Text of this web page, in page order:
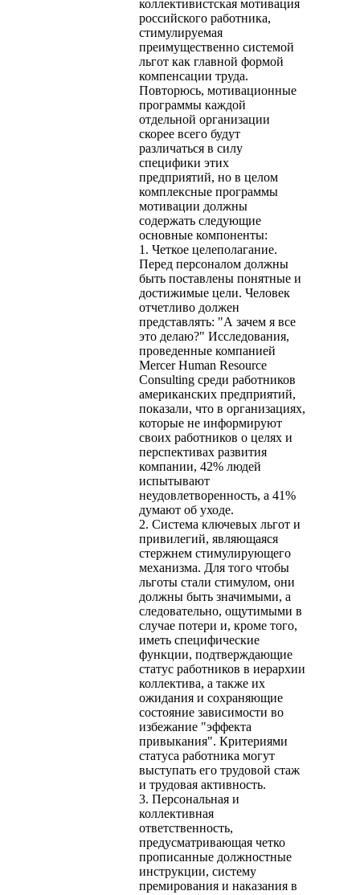
коллективистская мотивация
российского работника,
стимулируемая
преимущественно системой
льгот как главной формой
компенсации труда.
Повторюсь, мотивационные
программы каждой
отдельной организации
скорее всего будут
различаться в силу
специфики этих
предприятий, но в целом
комплексные программы
мотивации должны
содержать следующие
основные компоненты:
1. Четкое целеполагание.
Перед персоналом должны
быть поставлены понятные и
достижимые цели. Человек
отчетливо должен
представлять: "А зачем я все
это делаю?" Исследования,
проведенные компанией
Mercer Human Resource
Consulting среди работников
американских предприятий,
показали, что в организациях,
которые не информируют
своих работников о целях и
перспективах развития
компании, 42% людей
испытывают
неудовлетворенность, а 41%
думают об уходе.
2. Система ключевых льгот и
привилегий, являющаяся
стержнем стимулирующего
механизма. Для того чтобы
льготы стали стимулом, они
должны быть значимыми, а
следовательно, ощутимыми в
случае потери и, кроме того,
иметь специфические
функции, подтверждающие
статус работников в иерархии
коллектива, а также их
ожидания и сохраняющие
состояние зависимости во
избежание "эффекта
привыкания". Критериями
статуса работника могут
выступать его трудовой стаж
и трудовая активность.
3. Персональная и
коллективная
ответственность,
предусматривающая четко
прописанные должностные
инструкции, систему
премирования и наказания в